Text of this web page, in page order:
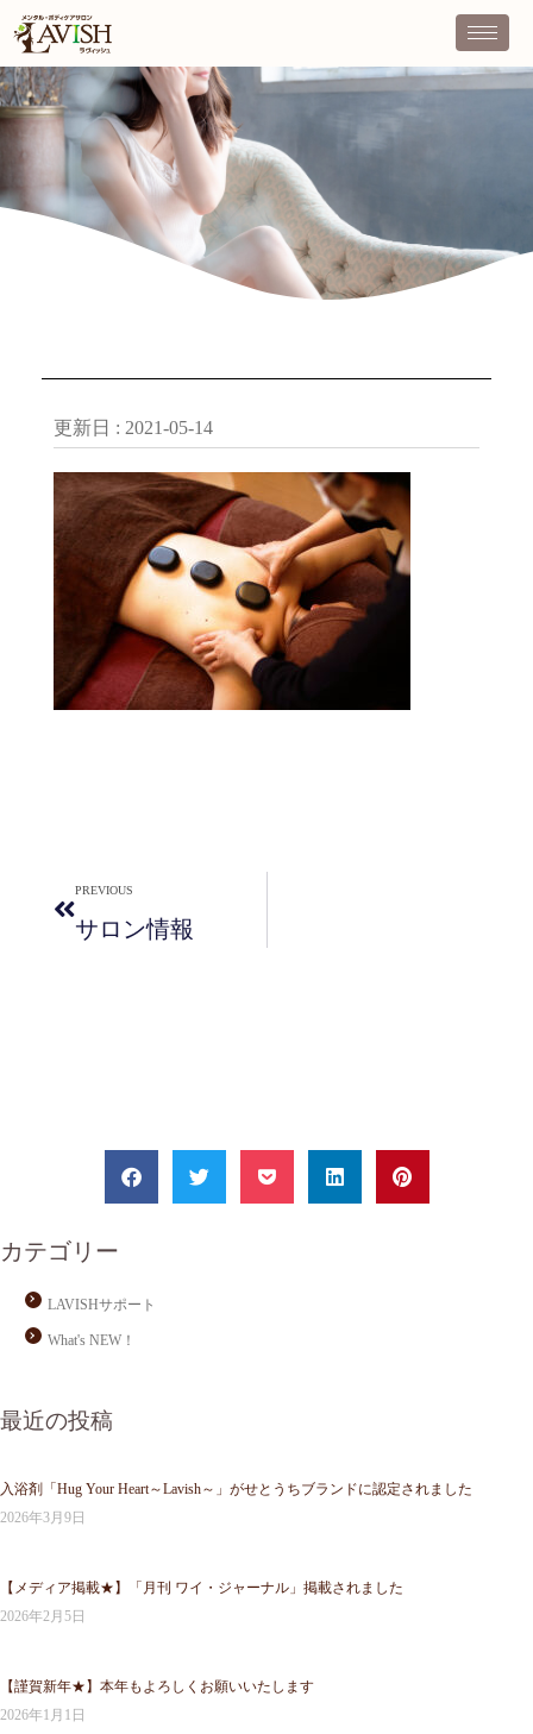
更新日 : 2021-05-14
PREVIOUS
サロン情報
カテゴリー
LAVISHサポート
What's NEW！
最近の投稿
入浴剤「Hug Your Heart～Lavish～」がせとうちブランドに認定されました
2026年3月9日
【メディア掲載★】「月刊 ワイ・ジャーナル」掲載されました
2026年2月5日
【謹賀新年★】本年もよろしくお願いいたします
2026年1月1日